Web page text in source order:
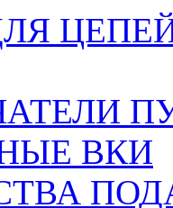
ВКИ